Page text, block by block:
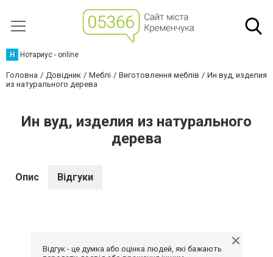
Н Нотариус - online
Головна Довідник Меблі Виготовлення меблів
Ин вуд, изделия
из натурального дерева
Ин вуд, изделия из натурального
дерева
Опис Відгуки
Відгук - це думка або оцінка людей, які бажають